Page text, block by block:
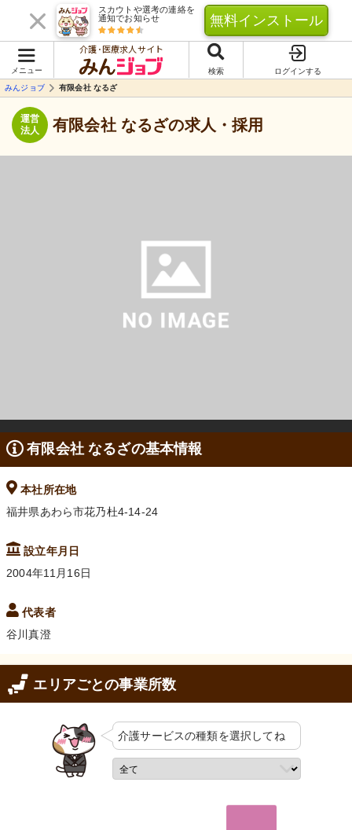
スカウトや選考の連絡を
通知でお知らせ
無料インストール
メニュー
介護･医療求人サイト
検索
ログインする
みんジョブ
有限会社 なるざ
運営
法人
有限会社 なるざの求人・採用
有限会社 なるざの基本情報
本社所在地
福井県あわら市花乃杜4-14-24
設立年月日
2004年11月16日
代表者
谷川真澄
エリアごとの事業所数
介護サービスの種類を選択してね